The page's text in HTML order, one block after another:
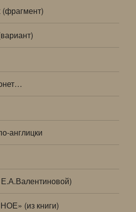
(фрагмент)
англицки
(из книги)